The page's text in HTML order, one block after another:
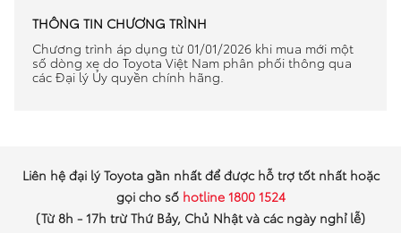
THÔNG TIN CHƯƠNG TRÌNH
Chương trình áp dụng từ 01/01/2026 khi mua mới một
số dòng xe do Toyota Việt Nam phân phối thông qua
các Đại lý Ủy quyền chính hãng.
Liên hệ đại lý Toyota gần nhất để được hỗ trợ tốt nhất hoặc
gọi cho số hotline 1800 1524
(Từ 8h - 17h trừ Thứ Bảy, Chủ Nhật và các ngày nghỉ lễ)